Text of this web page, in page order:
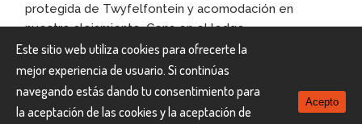
protegida de Twyfelfontein y acomodación en
nuestro alojamiento. Cena en el lodge.
Alojamiento: TWYFELFONTEIN COUNTRY LODGE
Día 8 TWYFELFONTEIN –
Este sitio web utiliza cookies para ofrecerte la
mejor experiencia de usuario. Si continúas
navegando estás dando tu consentimiento para
la aceptación de las cookies y la aceptación de
Acepto